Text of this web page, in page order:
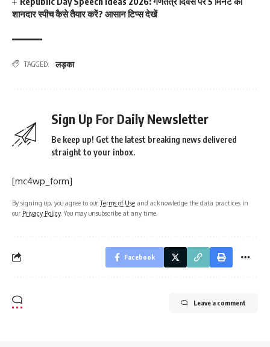
शानदार स्पीच कैसे तैयार करें? आसान टिप्स देखें
TAGGED: लड़का
Sign Up For Daily Newsletter
Be keep up! Get the latest breaking news delivered
straight to your inbox.
[mc4wp_form]
By signing up, you agree to ourTerms of Use and acknowledge the data practices in
our Privacy Policy. You may unsubscribe at any time.
Facebook
Leave a comment